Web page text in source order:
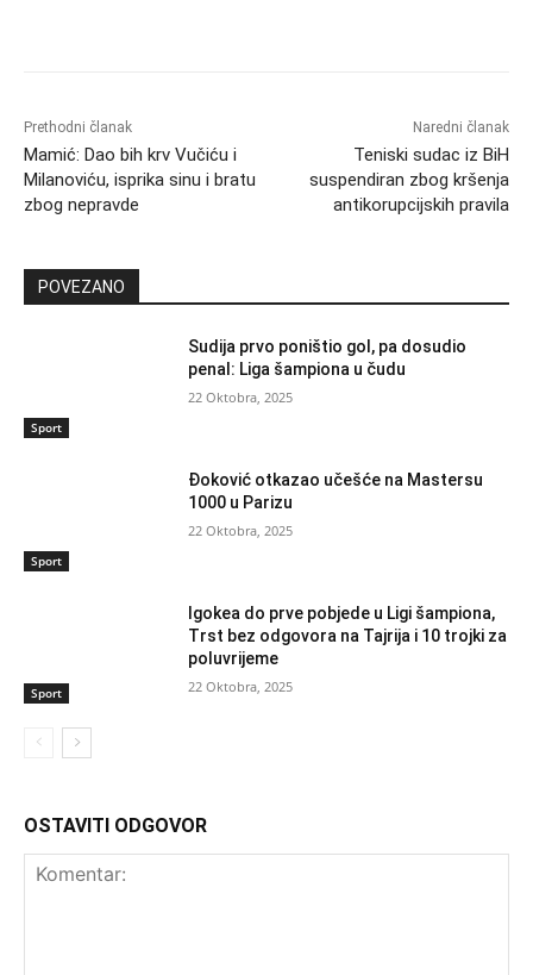
Prethodni članak
Mamić: Dao bih krv Vučiću i
Milanoviću, isprika sinu i bratu
zbog nepravde
Naredni članak
Teniski sudac iz BiH
suspendiran zbog kršenja
antikorupcijskih pravila
POVEZANO
Sport
Sudija prvo poništio gol, pa dosudio
penal: Liga šampiona u čudu
22 Oktobra, 2025
Sport
Đoković otkazao učešće na Mastersu
1000 u Parizu
22 Oktobra, 2025
Sport
Igokea do prve pobjede u Ligi šampiona,
Trst bez odgovora na Tajrija i 10 trojki za
poluvrijeme
22 Oktobra, 2025
OSTAVITI ODGOVOR